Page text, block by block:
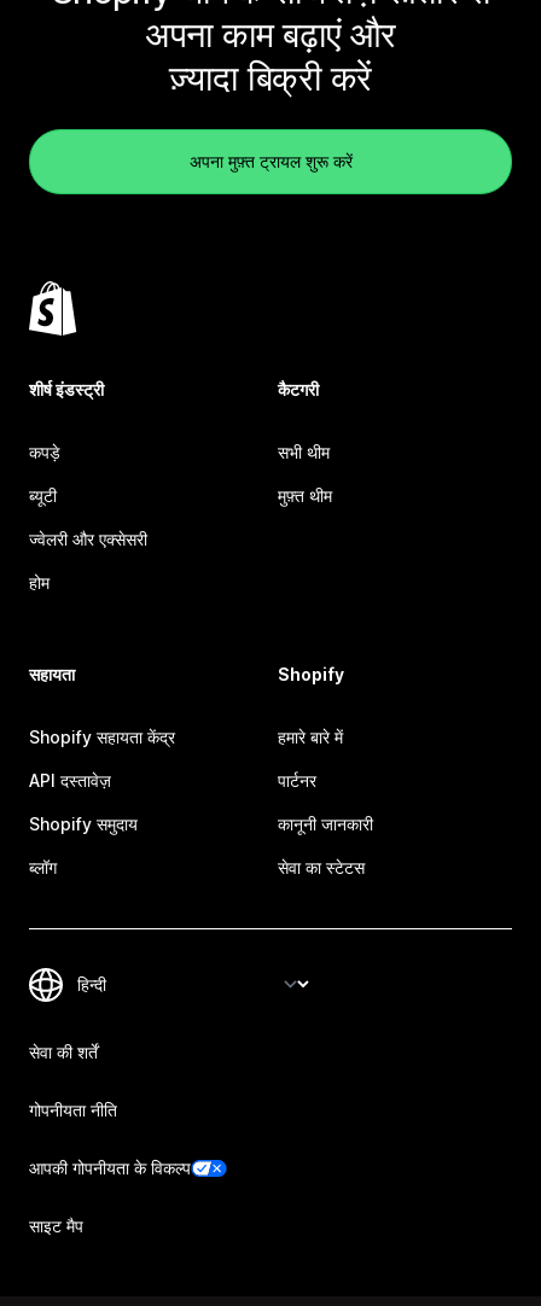
अपना काम बढ़ाएं और
ज़्यादा बिक्री करें
अपना मुफ़्त ट्रायल शुरू करें
शीर्ष इंडस्ट्री
कपड़े
ब्यूटी
ज्वेलरी और एक्सेसरी
होम
कैटगरी
सभी थीम
मुफ़्त थीम
सहायता
Shopify सहायता केंद्र
API दस्तावेज़
Shopify समुदाय
ब्लॉग
Shopify
हमारे बारे में
पार्टनर
कानूनी जानकारी
सेवा का स्टेटस
सेवा की शर्तें
गोपनीयता नीति
आपकी गोपनीयता के विकल्प
साइट मैप